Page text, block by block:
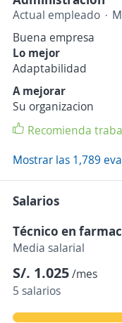
Actual empleado
Buena empresa
Lo mejor
Adaptabilidad
A mejorar
Su organizacion
Recomienda
Mostrar las 1,789
Salarios
Técnico en
Media salarial
S/. 1.025/mes
5 salarios